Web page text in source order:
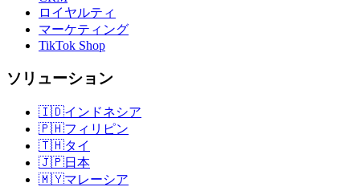
ロイヤルティ
マーケティング
TikTok Shop
ソリューション
🇮🇩インドネシア
🇵🇭フィリピン
🇹🇭タイ
🇯🇵日本
🇲🇾マレーシア